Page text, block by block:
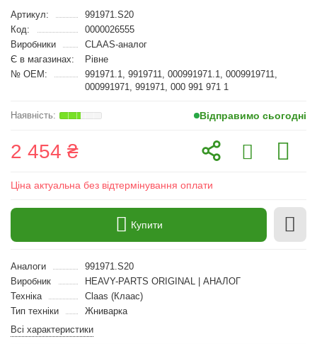
Артикул:
991971.S20
Код:
0000026555
Виробники
CLAAS-аналог
Є в магазинах:
Рівне
№ OEM:
991971.1, 9919711, 000991971.1, 0009919711,
000991971, 991971, 000 991 971 1
Відправимо сьогодні
2 454 ₴
Ціна актуальна без відтермінування оплати
Купити
Аналоги
991971.S20
Виробник
HEAVY-PARTS ORIGINAL | АНАЛОГ
Техніка
Claas (Клаас)
Тип техніки
Жниварка
Всі характеристики